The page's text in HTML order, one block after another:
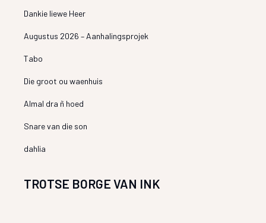
Dankie liewe Heer
Augustus 2026 – Aanhalingsprojek
Tabo
Die groot ou waenhuis
Almal dra ñ hoed
Snare van die son
dahlia
TROTSE BORGE VAN INK